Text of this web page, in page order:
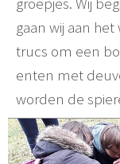
gaan wij aan
trucs om een
enten met
worden de
nuttig.
verwacht om